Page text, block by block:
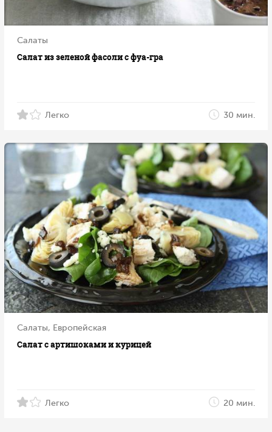
Салаты
Салат из зеленой фасоли с фуа-гра
Легко 30 мин.
Салаты, Европейская
Салат с артишоками и курицей
Легко 20 мин.